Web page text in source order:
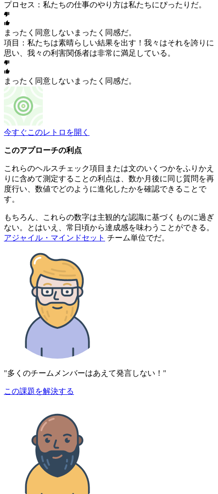
プロセス：私たちの仕事のやり方は私たちにぴったりだ。
まったく同意しない まったく同感だ。
項目：私たちは素晴らしい結果を出す！我々はそれを誇りに
思い、我々の利害関係者は非常に満足している。
まったく同意しない まったく同感だ。
今すぐこのレトロを開く
このアプローチの利点
これらのヘルスチェック項目または文のいくつかをふりかえ
りに含めて測定することの利点は、数か月後に同じ質問を再
度行い、数値でどのように進化したかを確認できることで
す。
もちろん、これらの数字は主観的な認識に基づくものに過ぎ
ない。とはいえ、常日頃から達成感を味わうことができる。
アジャイル・マインドセット チーム単位でだ。
"多くのチームメンバーはあえて発言しない！"
この課題を解決する